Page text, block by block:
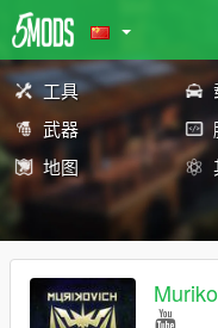
工具
武器
地图